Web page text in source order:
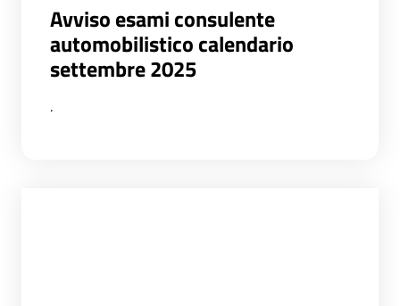
Avviso esami consulente
automobilistico calendario
settembre 2025
.